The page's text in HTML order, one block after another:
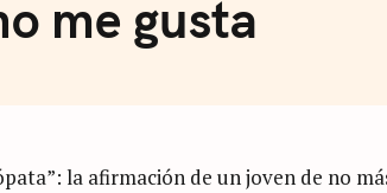
me gusta
la afirmación de un joven de no